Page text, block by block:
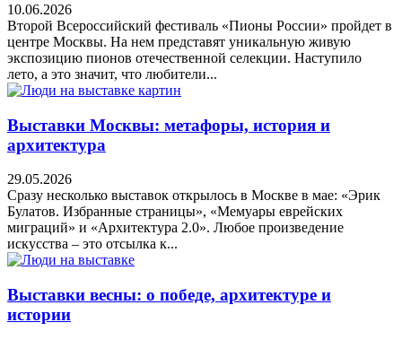
10.06.2026
Второй Всероссийский фестиваль «Пионы России» пройдет в
центре Москвы. На нем представят уникальную живую
экспозицию пионов отечественной селекции. Наступило
лето, а это значит, что любители...
Выставки Москвы: метафоры, история и
архитектура
29.05.2026
Сразу несколько выставок открылось в Москве в мае: «Эрик
Булатов. Избранные страницы», «Мемуары еврейских
миграций» и «Архитектура 2.0». Любое произведение
искусства – это отсылка к...
Выставки весны: о победе, архитектуре и
истории